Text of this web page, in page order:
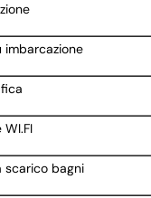
imbarcazione
scarico bagni